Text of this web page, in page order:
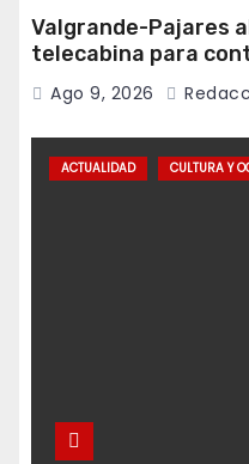
Valgrande-Pajares
telecabina para
desde Cuitunigru
Ago 9, 2026
ACTUALIDAD CULTURA Y